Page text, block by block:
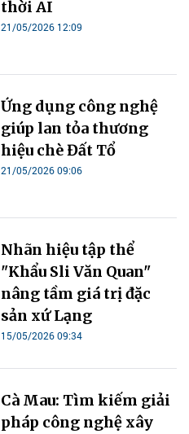
thời AI
21/05/2026 12:09
Ứng dụng công nghệ
giúp lan tỏa thương
hiệu chè Đất Tổ
21/05/2026 09:06
Nhãn hiệu tập thể
"Khẩu Sli Văn Quan"
nâng tầm giá trị đặc
sản xứ Lạng
15/05/2026 09:34
Cà Mau: Tìm kiếm giải
pháp công nghệ xây